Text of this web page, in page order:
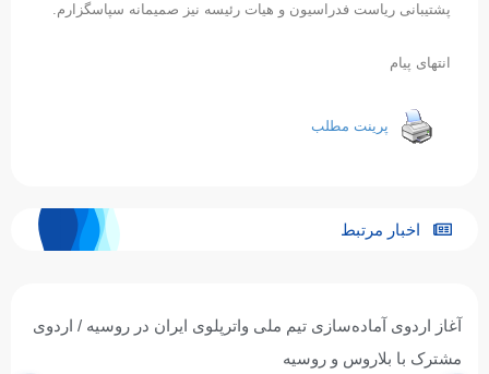
پشتیبانی ریاست فدراسیون و هیات رئیسه نیز صمیمانه سپاسگزارم.
انتهای پیام
پرینت مطلب
اخبار مرتبط
آغاز اردوی آماده‌سازی تیم ملی واترپلوی ایران در روسیه / اردوی
مشترک با بلاروس و روسیه